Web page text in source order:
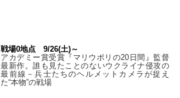
戦場0地点 9/26(土)～
アカデミー賞受賞『マリウポリの20日間』監督
最新作。誰も見たことのないウクライナ侵攻の
最前線－兵士たちのヘルメットカメラが捉え
た“本物”の戦場